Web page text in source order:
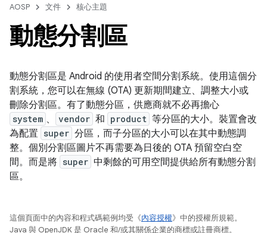
AOSP 文件 核心主題
動態分割區
動態分割區是 Android 的使用者空間分割系統。使用這個分
割系統，您可以在無線 (OTA) 更新期間建立、調整大小或
刪除分割區。有了動態分區，供應商就不必再擔心
system 、 vendor 和 product 等分區的大小。裝置會改
為配置 super 分區，而子分區的大小可以在其中動態調
整。個別分割區圖片不再需要為日後的 OTA 預留空白空
間。而是將 super 中剩餘的可用空間提供給所有動態分割
區。
這個頁面中的內容和程式碼範例均受《內容授權》中的授權所規範。
Java 與 OpenJDK 是 Oracle 和/或其關係企業的商標或註冊商標。